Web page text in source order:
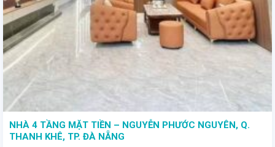
NHÀ 4 TẦNG MẶT TIỀN – NGUYỄN PHƯỚC NGUYÊN, Q.
THANH KHÊ, TP. ĐÀ NẴNG